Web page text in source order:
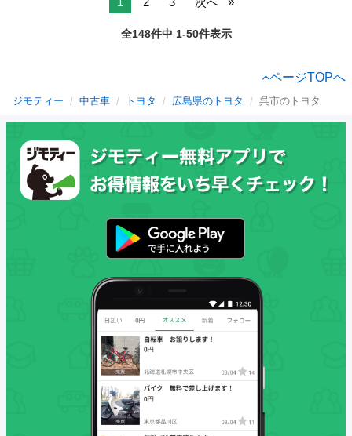
全148件中 1-50件表示
ページTOPへ
ジモティー 中古車 トヨタ 広島県のトヨタ 呉市のトヨタ